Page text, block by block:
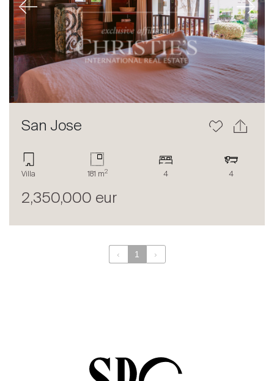
À propos
Nos experts
Contacter
Previous Next
San Jose
Villa 181 m2 4 4
2,350,000 eur
‹ 1 ›